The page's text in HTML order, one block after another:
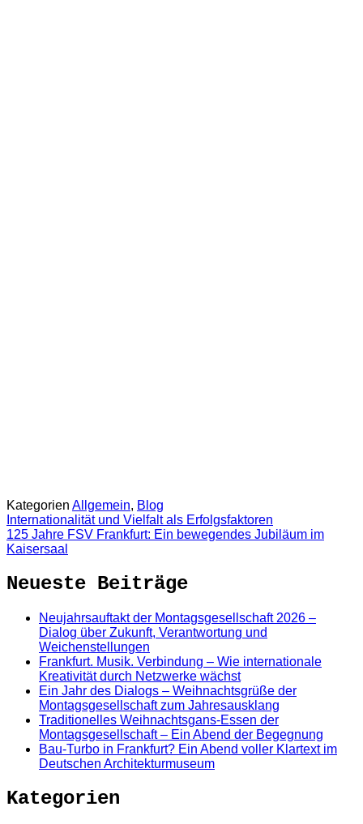
Kategorien Allgemein, Blog
Internationalität und Vielfalt als Erfolgsfaktoren
125 Jahre FSV Frankfurt: Ein bewegendes Jubiläum im
Kaisersaal
Neueste Beiträge
Neujahrsauftakt der Montagsgesellschaft 2026 –
Dialog über Zukunft, Verantwortung und
Weichenstellungen
Frankfurt. Musik. Verbindung – Wie internationale
Kreativität durch Netzwerke wächst
Ein Jahr des Dialogs – Weihnachtsgrüße der
Montagsgesellschaft zum Jahresausklang
Traditionelles Weihnachtsgans-Essen der
Montagsgesellschaft – Ein Abend der Begegnung
Bau-Turbo in Frankfurt? Ein Abend voller Klartext im
Deutschen Architekturmuseum
Kategorien